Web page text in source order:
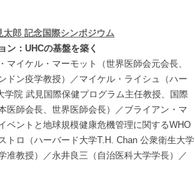
太郎 記念国際シンポジウム
ン：UHCの基盤を築く
イケル・マーモット（世界医師会元会長、
ドン疫学教授）／マイケル・ライシュ（ハー
学院 武見国際保健プログラム主任教授、国際
医師会長、世界医師会長）／ブライアン・マ
ベントと地球規模健康危機管理に関するWHO
トロ（ハーバード大学T.H. Chan 公衆衛生大学
准教授）／永井良三（自治医科大学学長）／